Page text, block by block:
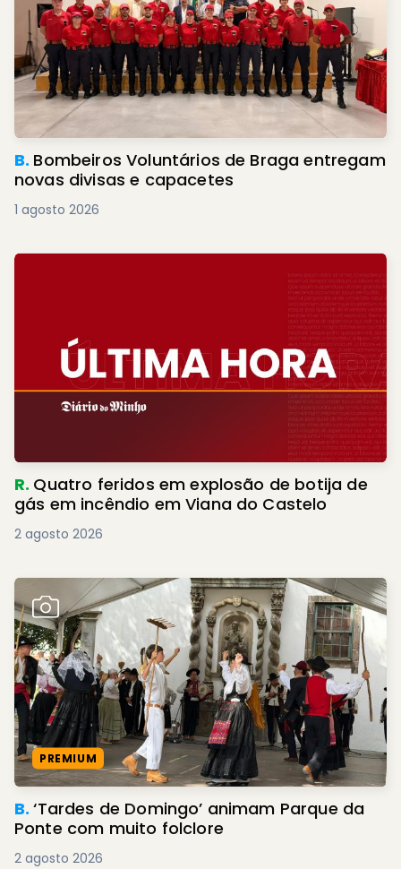
B. Bombeiros Voluntários de Braga entregam
novas divisas e capacetes
1 agosto 2026
R. Quatro feridos em explosão de botija de
gás em incêndio em Viana do Castelo
2 agosto 2026
PREMIUM
B.‘Tardes de Domingo’ animam Parque da
Ponte com muito folclore
2 agosto 2026